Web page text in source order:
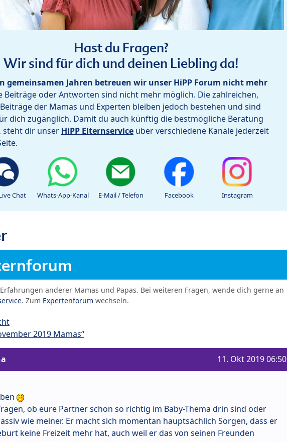
Hast du Fragen?
Wir sind für dich und deinen Liebling da!
gemeinsamen Jahren betreuen wir unser HiPP Forum nicht mehr
Beiträge oder Antworten sind nicht mehr möglich. Die zahlreichen,
der Mamas und Experten bleiben jedoch bestehen und sind
dich zugänglich. Damit du auch künftig die bestmögliche Beratung
steht dir unser HiPP Elternservice über verschiedene Kanäle jederzeit
Chat Whats-App-Kanal E-Mail / Telefon Facebook Instagram
anderer Mamas und Papas. Bei weiteren Fragen, wende dich gerne an
. Zum Expertenforum wechseln.
2019 Mamas“
11. Okt 2019 06:50
ob eure Partner schon so richtig im Baby-Thema drin sind oder
wie meiner. Er macht sich momentan hauptsächlich Sorgen, dass er
keine Freizeit mehr hat, auch weil er das von seinen Freunden